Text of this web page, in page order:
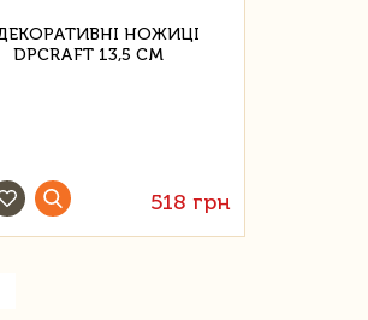
518 грн